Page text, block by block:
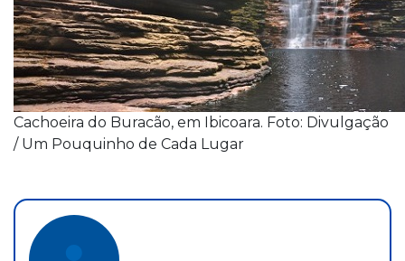
Cachoeira do Buracão, em Ibicoara. Foto: Divulgação
/ Um Pouquinho de Cada Lugar